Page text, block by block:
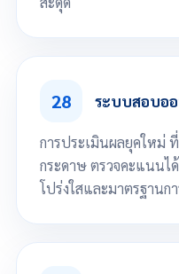
เข้าเรียน ทำแบบฝึกหัด ได้ทุกที่ ทุก
28 ระบบสอบอ
การประเมินผลยุคใหม่
กระดาษ ตรวจคะแนนไ
โปร่งใสและมาตรฐานก
จัดการสอบออนไลน์ได้อย่างมีประ